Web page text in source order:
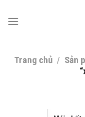
Trang chủ / Sản